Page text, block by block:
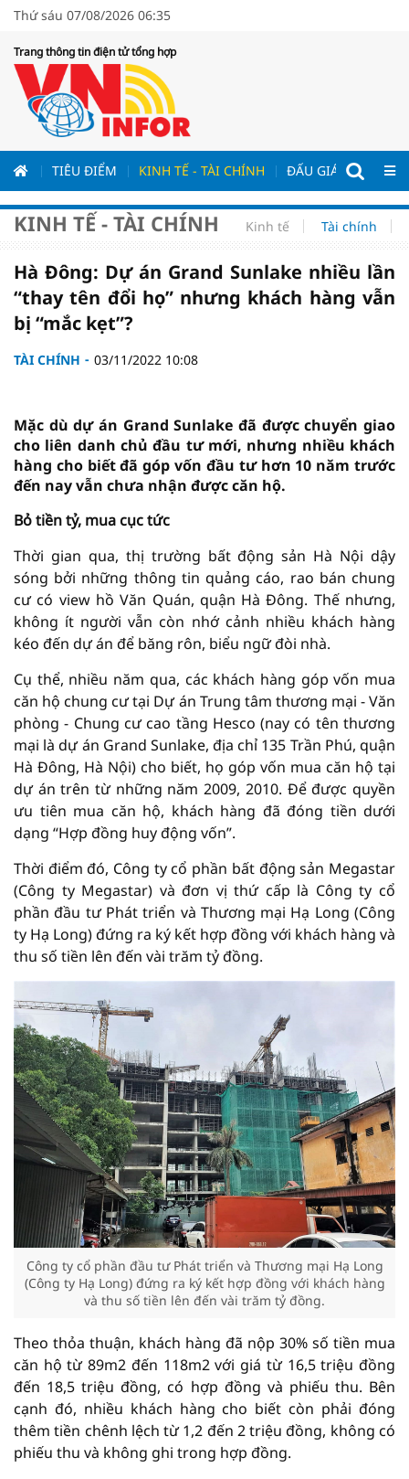
Thứ sáu 07/08/2026 06:35
Trang thông tin điện tử tổng hợp
TIÊU ĐIỂM KINH TẾ - TÀI CHÍNH ĐẤU GIÁ - ĐẤU
KINH TẾ - TÀI CHÍNH Kinh tế Tài chính
Hà Đông: Dự án Grand Sunlake nhiều lần
“thay tên đổi họ” nhưng khách hàng vẫn
bị “mắc kẹt”?
TÀI CHÍNH 03/11/2022 10:08
Mặc dù dự án Grand Sunlake đã được chuyển giao
cho liên danh chủ đầu tư mới, nhưng nhiều khách
hàng cho biết đã góp vốn đầu tư hơn 10 năm trước
đến nay vẫn chưa nhận được căn hộ.
Bỏ tiền tỷ, mua cục tức
Thời gian qua, thị trường bất động sản Hà Nội dậy
sóng bởi những thông tin quảng cáo, rao bán chung
cư có view hồ Văn Quán, quận Hà Đông. Thế nhưng,
không ít người vẫn còn nhớ cảnh nhiều khách hàng
kéo đến dự án để băng rôn, biểu ngữ đòi nhà.
Cụ thể, nhiều năm qua, các khách hàng góp vốn mua
căn hộ chung cư tại Dự án Trung tâm thương mại - Văn
phòng - Chung cư cao tầng Hesco (nay có tên thương
mại là dự án Grand Sunlake, địa chỉ 135 Trần Phú, quận
Hà Đông, Hà Nội) cho biết, họ góp vốn mua căn hộ tại
dự án trên từ những năm 2009, 2010. Để được quyền
ưu tiên mua căn hộ, khách hàng đã đóng tiền dưới
dạng “Hợp đồng huy động vốn”.
Thời điểm đó, Công ty cổ phần bất động sản Megastar
(Công ty Megastar) và đơn vị thứ cấp là Công ty cổ
phần đầu tư Phát triển và Thương mại Hạ Long (Công
ty Hạ Long) đứng ra ký kết hợp đồng với khách hàng và
thu số tiền lên đến vài trăm tỷ đồng.
Công ty cổ phần đầu tư Phát triển và Thương mại Hạ Long
(Công ty Hạ Long) đứng ra ký kết hợp đồng với khách hàng
và thu số tiền lên đến vài trăm tỷ đồng.
Theo thỏa thuận, khách hàng đã nộp 30% số tiền mua
căn hộ từ 89m2 đến 118m2 với giá từ 16,5 triệu đồng
đến 18,5 triệu đồng, có hợp đồng và phiếu thu. Bên
cạnh đó, nhiều khách hàng cho biết còn phải đóng
thêm tiền chênh lệch từ 1,2 đến 2 triệu đồng, không có
phiếu thu và không ghi trong hợp đồng.